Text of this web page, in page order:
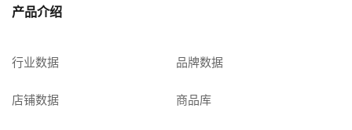
产品介绍
行业数据 品牌数据
店铺数据 商品库